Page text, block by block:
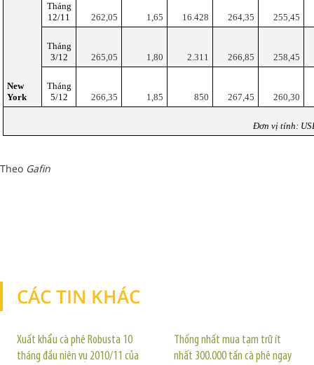
New
York
Tháng
12/11
262,05 1,65 16.428 264,35 255,45
Tháng
3/12
265,05 1,80 2.311 266,85 258,45
Tháng
5/12
266,35 1,85 850 267,45 260,30
Đơn vị tính:
Theo Gafin
CÁC TIN KHÁC
Xuất khẩu cà phê Robusta 10
tháng đầu niên vụ 2010/11 của
Thống nhất mua tạm trữ ít
nhất 300.000 tấn cà phê ngay